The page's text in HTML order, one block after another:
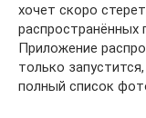
хочет скоро
распространённых
Приложение
только
полный список